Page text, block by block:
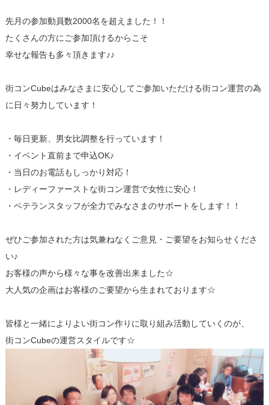
先月の参加動員数2000名を超えました！！
たくさんの方にご参加頂けるからこそ
幸せな報告も多々頂きます♪♪
街コンCubeはみなさまに安心してご参加いただける街コン運営の為
に日々努力しています！
・毎日更新、男女比調整を行っています！
・イベント直前まで申込OK♪
・当日のお電話もしっかり対応！
・レディーファーストな街コン運営で女性に安心！
・ベテランスタッフが全力でみなさまのサポートをします！！
ぜひご参加された方は気兼ねなくご意見・ご要望をお知らせくださ
い♪
お客様の声から様々な事を改善出来ました☆
大人気の企画はお客様のご要望から生まれております☆
皆様と一緒によりよい街コン作りに取り組み活動していくのが、
街コンCubeの運営スタイルです☆